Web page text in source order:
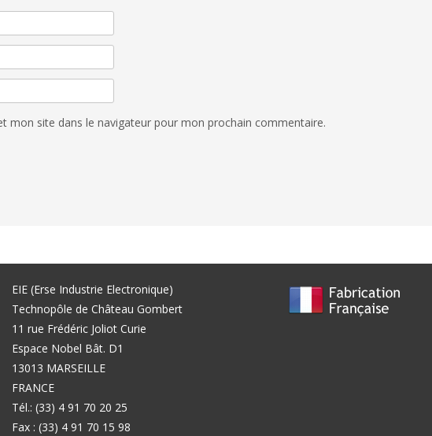
mon site dans le navigateur pour mon prochain commentaire.
EIE (Erse Industrie Electronique)
Technopôle de Château Gombert
11 rue Frédéric Joliot Curie
Espace Nobel Bât. D1
13013 MARSEILLE
FRANCE
Tél.: (33) 4 91 70 20 25
Fax : (33) 4 91 70 15 98